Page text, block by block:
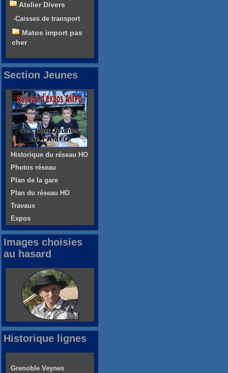
Atelier Divers
-Caisses de transport
Matos import pas
cher
Section Jeunes
Historique du réseau HO
Photos réseau
Plan de la gare
Plan du réseau HO
Travaux
Expos
Images choisies
au hasard
Historique lignes
Grenoble Veynes